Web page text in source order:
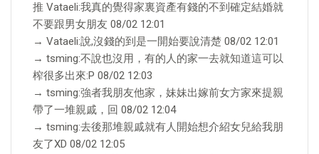
推 Vataeli:我真的覺得家裏資產有錢的不到確定結婚就
不要跟男女朋友 08/02 12:01
→ Vataeli:說,沒錢的到是一開始要說清楚 08/02 12:01
→ tsming:不說也沒用，有的人的家一去就知道這可以
榨很多出來:P 08/02 12:03
→ tsming:強者我朋友他家，妹妹出嫁前女方家來提親
帶了一堆親戚，回 08/02 12:04
→ tsming:去後那堆親戚就有人開始想介紹女兒給我朋
友了XD 08/02 12:05